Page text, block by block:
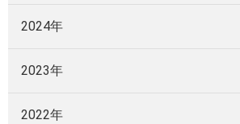
2024年
2023年
2022年